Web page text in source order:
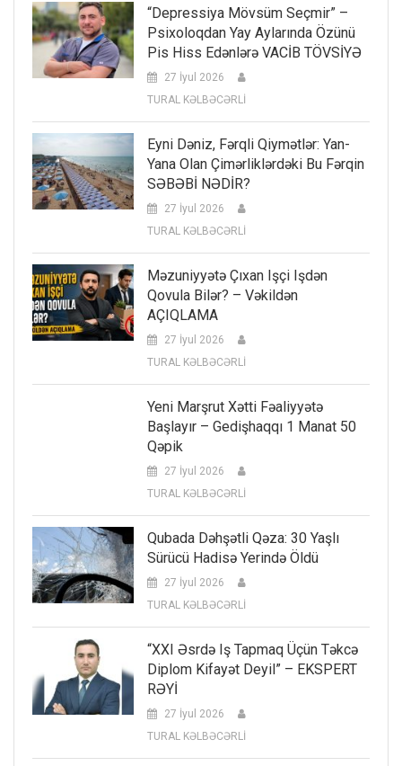
“Depressiya Mövsüm Seçmir” –
Psixoloqdan Yay Aylarında Özünü
Pis Hiss Edənlərə VACİB TÖVSİYƏ
27 İyul 2026
TURAL KƏLBƏCƏRLİ
Eyni Dəniz, Fərqli Qiymətlər: Yan-
Yana Olan Çimərliklərdəki Bu Fərqin
SƏBƏBİ NƏDİR?
27 İyul 2026
TURAL KƏLBƏCƏRLİ
Məzuniyyətə Çıxan Işçi Işdən
Qovula Bilər? – Vəkildən
AÇIQLAMA
27 İyul 2026
TURAL KƏLBƏCƏRLİ
Yeni Marşrut Xətti Fəaliyyətə
Başlayır – Gedişhaqqı 1 Manat 50
Qəpik
27 İyul 2026
TURAL KƏLBƏCƏRLİ
Qubada Dəhşətli Qəza: 30 Yaşlı
Sürücü Hadisə Yerində Öldü
27 İyul 2026
TURAL KƏLBƏCƏRLİ
“XXI Əsrdə Iş Tapmaq Üçün Təkcə
Diplom Kifayət Deyil” – EKSPERT
RƏYİ
27 İyul 2026
TURAL KƏLBƏCƏRLİ